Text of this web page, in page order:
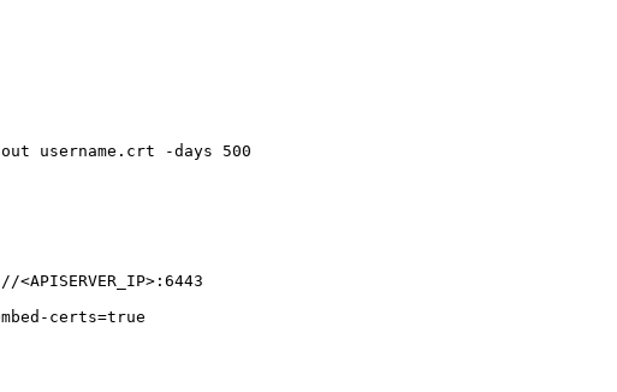
out username.crt -days 500
certs=true